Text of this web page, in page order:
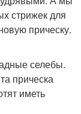
стрижек для
прическу.
селебы.
прическа
иметь